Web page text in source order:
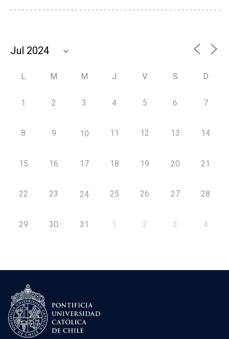
L M M J V S D
1 2 3 4 5 6 7
8 9 10 11 12 13 14
15 16 17 18 19 20 21
22 23 24 25 26 27 28
29 30 31 1 2 3 4